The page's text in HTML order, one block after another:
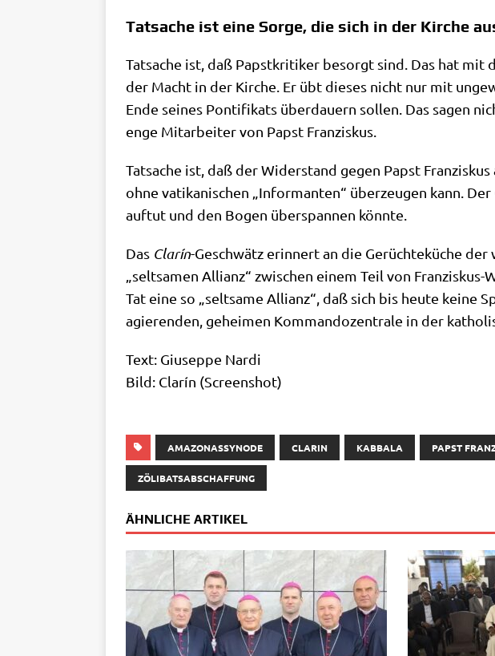
Tatsache ist eine Sorge, die sich in der Kirche
Tat­sa­che ist, daß Papst­kri­ti­ker besorgt sind. Das hat mit
der Macht in der Kir­che. Er übt die­ses nicht nur mit
Ende sei­nes Pon­ti­fi­kats über­dau­ern sol­len. Das sagen
enge Mit­ar­bei­ter von Papst Franziskus.
Tat­sa­che ist, daß der Wider­stand gegen Papst
ohne vati­ka­ni­schen „Infor­man­ten“ über­zeu­gen kann.
auf­tut und den Bogen über­span­nen könnte.
Das Cla­rín-Geschwätz erin­nert an die Gerüch­te­kü­che der
„selt­sa­men Alli­anz“ zwi­schen einem Teil von
Tat eine so „selt­sa­me Alli­anz“, daß sich bis heu­te kei­ne
agie­ren­den, gehei­men Kom­man­do­zen­tra­le in der
Text: Giu­sep­pe Nardi
Bild: Cla­rín (Screen­shot)
AMAZONASSYNODE CLARIN KABBALA PAPST
ZÖLIBATSABSCHAFFUNG
ÄHNLICHE ARTIKEL